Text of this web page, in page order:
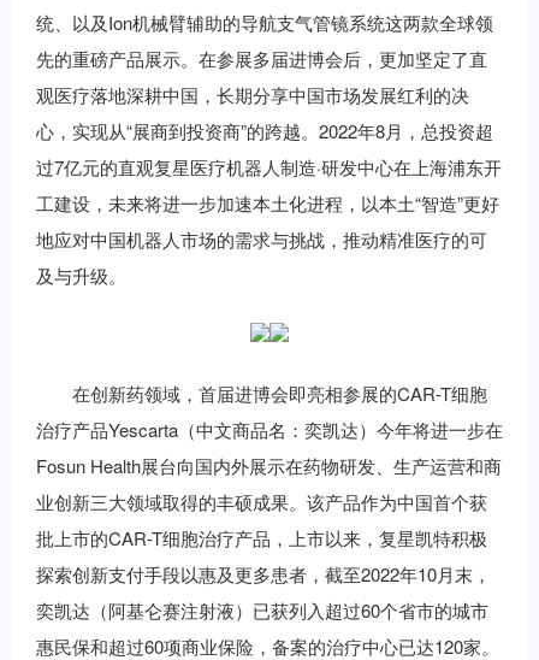
统、以及Ion机械臂辅助的导航支气管镜系统这两款全球领
先的重磅产品展示。在参展多届进博会后，更加坚定了直
观医疗落地深耕中国，长期分享中国市场发展红利的决
心，实现从“展商到投资商”的跨越。2022年8月，总投资超
过7亿元的直观复星医疗机器人制造·研发中心在上海浦东开
工建设，未来将进一步加速本土化进程，以本土“智造”更好
地应对中国机器人市场的需求与挑战，推动精准医疗的可
及与升级。
在创新药领域，首届进博会即亮相参展的CAR-T细胞
治疗产品Yescarta（中文商品名：奕凯达）今年将进一步在
Fosun Health展台向国内外展示在药物研发、生产运营和商
业创新三大领域取得的丰硕成果。该产品作为中国首个获
批上市的CAR-T细胞治疗产品，上市以来，复星凯特积极
探索创新支付手段以惠及更多患者，截至2022年10月末，
奕凯达（阿基仑赛注射液）已获列入超过60个省市的城市
惠民保和超过60项商业保险，备案的治疗中心已达120家。